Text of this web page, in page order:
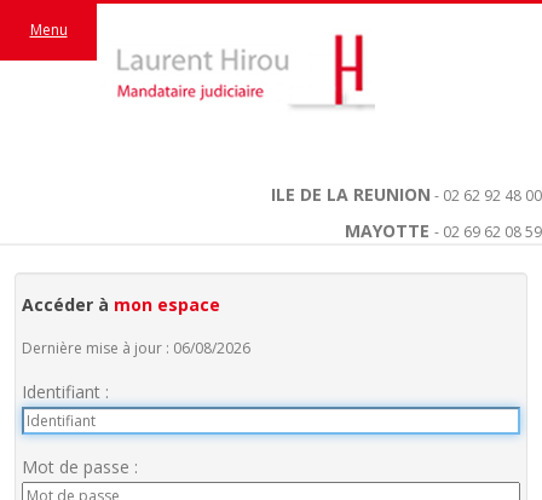
ILE DE LA REUNION - 02 62 92 48 00
MAYOTTE - 02 69 62 08 59
Menu
Accéder à mon espace
Dernière mise à jour : 06/08/2026
Identifiant :
Mot de passe :